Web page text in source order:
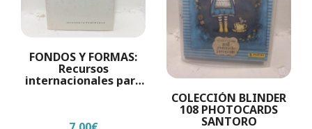
FONDOS Y FORMAS:
Recursos
internacionales para
proyectos culturales COLECCIÓN BLINDER
108 PHOTOCARDS
SANTORO